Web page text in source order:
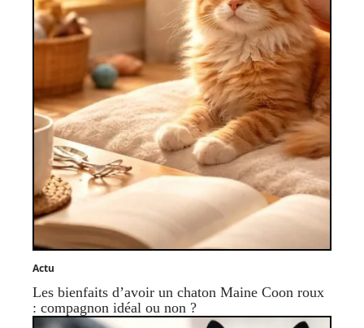
Actu
Les bienfaits d’avoir un chaton Maine Coon roux
: compagnon idéal ou non ?